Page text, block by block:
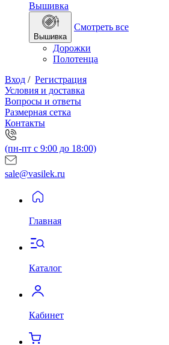
Вышивка
Вышивка
Смотреть все
Дорожки
Полотенца
Вход / Регистрация
Условия и доставка
Вопросы и ответы
Размерная сетка
Контакты
(пн-пт с 9:00 до 18:00)
sale@vasilek.ru
Главная
Каталог
Кабинет